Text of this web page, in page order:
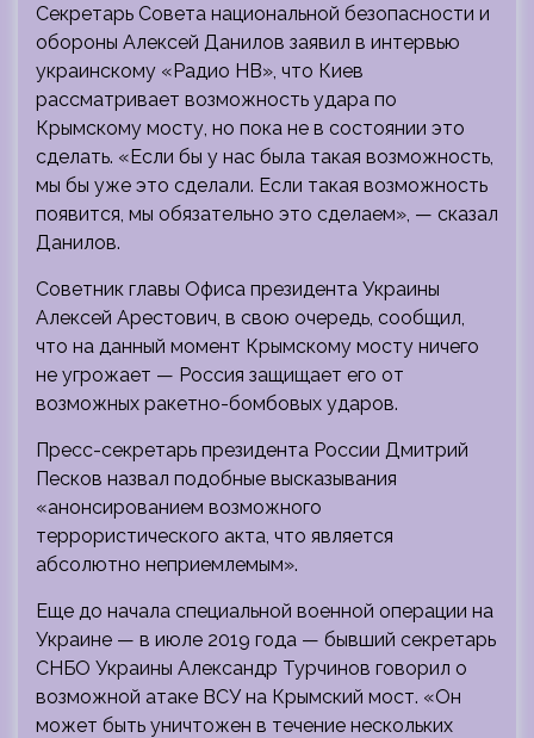
Секретарь Совета национальной безопасности и
обороны Алексей Данилов заявил в интервью
украинскому «Радио НВ», что Киев
рассматривает возможность удара по
Крымскому мосту, но пока не в состоянии это
сделать. «Если бы у нас была такая возможность,
мы бы уже это сделали. Если такая возможность
появится, мы обязательно это сделаем», — сказал
Данилов.
Советник главы Офиса президента Украины
Алексей Арестович, в свою очередь, сообщил,
что на данный момент Крымскому мосту ничего
не угрожает — Россия защищает его от
возможных ракетно-бомбовых ударов.
Пресс-секретарь президента России Дмитрий
Песков назвал подобные высказывания
«анонсированием возможного
террористического акта, что является
абсолютно неприемлемым».
Еще до начала специальной военной операции на
Украине — в июле 2019 года — бывший секретарь
СНБО Украины Александр Турчинов говорил о
возможной атаке ВСУ на Крымский мост. «Он
может быть уничтожен в течение нескольких